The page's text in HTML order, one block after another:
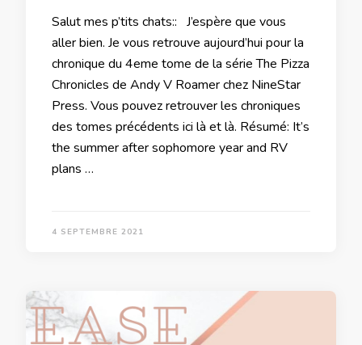
Salut mes p’tits chats:: J’espère que vous
aller bien. Je vous retrouve aujourd’hui pour la
chronique du 4eme tome de la série The Pizza
Chronicles de Andy V Roamer chez NineStar
Press. Vous pouvez retrouver les chroniques
des tomes précédents ici là et là. Résumé: It’s
the summer after sophomore year and RV
plans …
4 SEPTEMBRE 2021